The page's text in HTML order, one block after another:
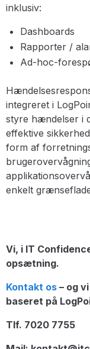
inklusiv:
Dashboards
Rapporter /
Ad-hoc-
integreret i
styre hændelser i
effektive
form af
enkelt
Vi, i IT
opsætning.
Kontakt os – og
baseret på
Tlf. 7020 7755